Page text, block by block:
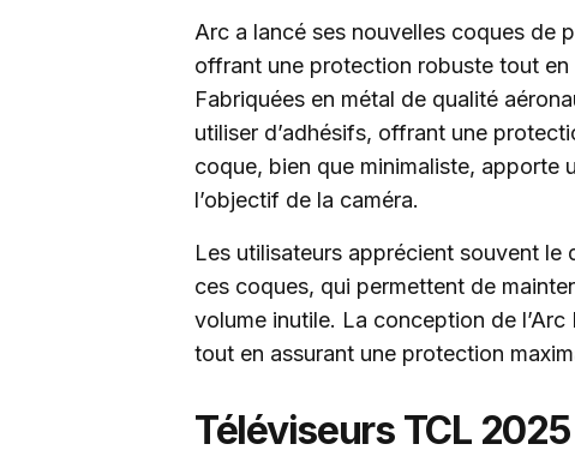
Arc a lancé ses nouvelles coques de
offrant une protection robuste tout en
Fabriquées en métal de qualité
utiliser d’adhésifs, offrant une
coque, bien que minimaliste, apporte
l’objectif de la caméra.
Les utilisateurs apprécient souvent le
ces coques, qui permettent de
volume inutile. La conception de l’Arc
tout en assurant une protection
Téléviseurs TCL